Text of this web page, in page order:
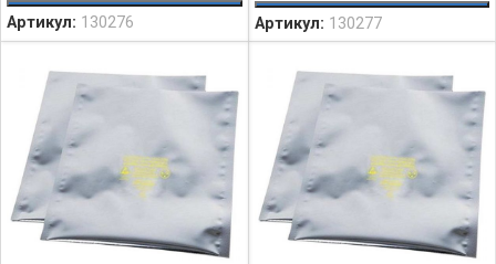
Артикул: 130276 Артикул: 130277